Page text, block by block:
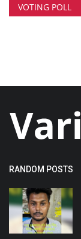
VOTING POLL
RANDOM POSTS